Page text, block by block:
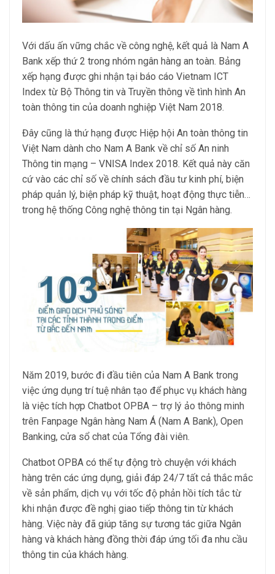
Với dấu ấn vững chắc về công nghệ, kết quả là Nam A
Bank xếp thứ 2 trong nhóm ngân hàng an toàn. Bảng
xếp hạng được ghi nhận tại báo cáo Vietnam ICT
Index từ Bộ Thông tin và Truyền thông về tình hình An
toàn thông tin của doanh nghiệp Việt Nam 2018.
Đây cũng là thứ hạng được Hiệp hội An toàn thông tin
Việt Nam dành cho Nam A Bank về chỉ số An ninh
Thông tin mạng – VNISA Index 2018. Kết quả này căn
cứ vào các chỉ số về chính sách đầu tư kinh phí, biện
pháp quản lý, biện pháp kỹ thuật, hoạt động thực tiễn…
trong hệ thống Công nghệ thông tin tại Ngân hàng.
Năm 2019, bước đi đầu tiên của Nam A Bank trong
việc ứng dụng trí tuệ nhân tạo để phục vụ khách hàng
là việc tích hợp Chatbot OPBA – trợ lý ảo thông minh
trên Fanpage Ngân hàng Nam Á (Nam A Bank), Open
Banking, cửa sổ chat của Tổng đài viên.
Chatbot OPBA có thể tự động trò chuyện với khách
hàng trên các ứng dụng, giải đáp 24/7 tất cả thắc mắc
về sản phẩm, dịch vụ với tốc độ phản hồi tích tắc từ
khi nhận được đề nghị giao tiếp thông tin từ khách
hàng. Việc này đã giúp tăng sự tương tác giữa Ngân
hàng và khách hàng đồng thời đáp ứng tối đa nhu cầu
thông tin của khách hàng.